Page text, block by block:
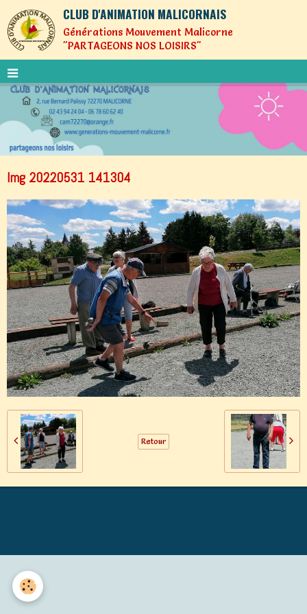
CLUB D'ANIMATION MALICORNAIS
Générations Mouvement Malicorne
"PARTAGEONS NOS LOISIRS"
Img 20220531 141304
Retour